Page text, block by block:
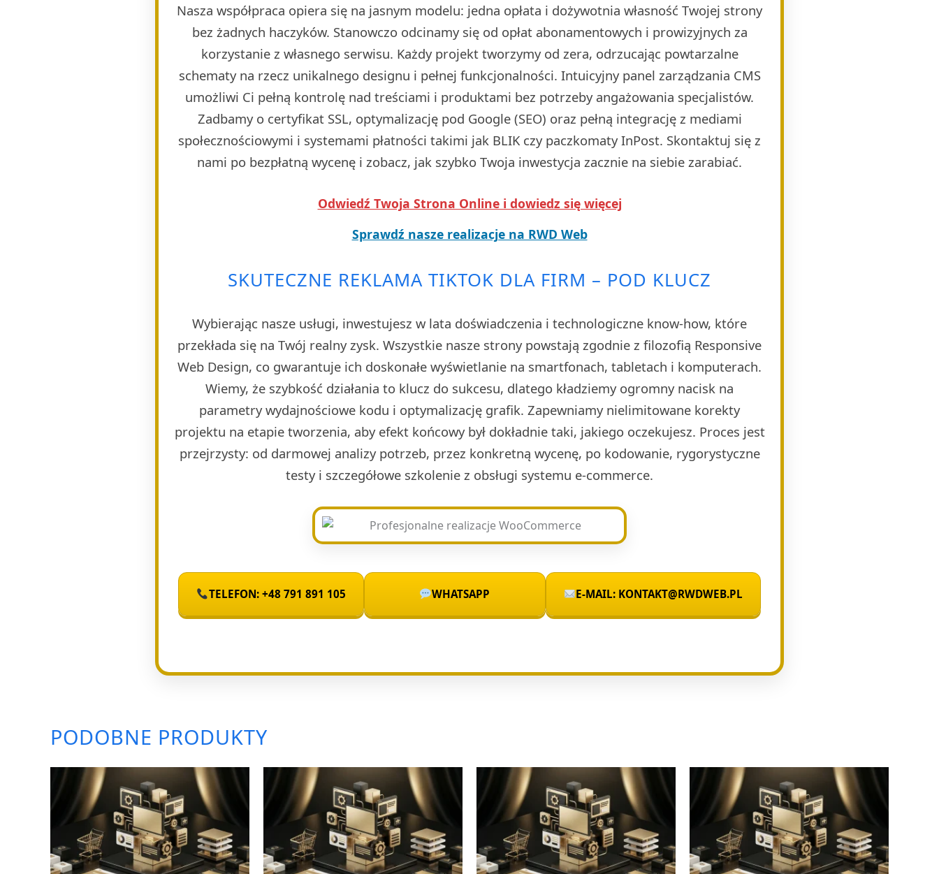
Nasza współpraca opiera się na jasnym modelu: jedna opłata i dożywotnia własność Twojej strony
bez żadnych haczyków. Stanowczo odcinamy się od opłat abonamentowych i prowizyjnych za
korzystanie z własnego serwisu. Każdy projekt tworzymy od zera, odrzucając powtarzalne
schematy na rzecz unikalnego designu i pełnej funkcjonalności. Intuicyjny panel zarządzania CMS
umożliwi Ci pełną kontrolę nad treściami i produktami bez potrzeby angażowania specjalistów.
Zadbamy o certyfikat SSL, optymalizację pod Google (SEO) oraz pełną integrację z mediami
społecznościowymi i systemami płatności takimi jak BLIK czy paczkomaty InPost. Skontaktuj się z
nami po bezpłatną wycenę i zobacz, jak szybko Twoja inwestycja zacznie na siebie zarabiać.
Odwiedź Twoja Strona Online i dowiedz się więcej
Sprawdź nasze realizacje na RWD Web
SKUTECZNE REKLAMA TIKTOK DLA FIRM – POD KLUCZ
Wybierając nasze usługi, inwestujesz w lata doświadczenia i technologiczne know-how, które
przekłada się na Twój realny zysk. Wszystkie nasze strony powstają zgodnie z filozofią Responsive
Web Design, co gwarantuje ich doskonałe wyświetlanie na smartfonach, tabletach i komputerach.
Wiemy, że szybkość działania to klucz do sukcesu, dlatego kładziemy ogromny nacisk na
parametry wydajnościowe kodu i optymalizację grafik. Zapewniamy nielimitowane korekty
projektu na etapie tworzenia, aby efekt końcowy był dokładnie taki, jakiego oczekujesz. Proces jest
przejrzysty: od darmowej analizy potrzeb, przez konkretną wycenę, po kodowanie, rygorystyczne
testy i szczegółowe szkolenie z obsługi systemu e-commerce.
TELEFON: +48 791 891 105 WHATSAPP E-MAIL: KONTAKT@RWDWEB.PL
PODOBNE PRODUKTY